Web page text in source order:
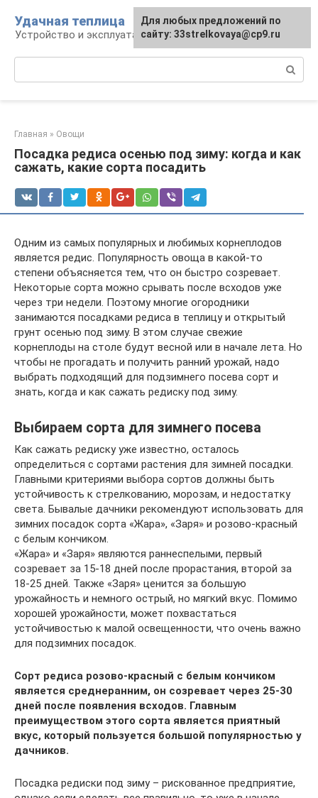
контенту
Удачная теплица
Устройство и эксплуатация теплиц
Главная » Овощи
Посадка редиса осенью под зиму: когда и как
сажать, какие сорта посадить
Одним из самых популярных и любимых корнеплодов
является редис. Популярность овоща в какой-то
степени объясняется тем, что он быстро созревает.
Некоторые сорта можно срывать после всходов уже
через три недели. Поэтому многие огородники
занимаются посадками редиса в теплицу и открытый
грунт осенью под зиму. В этом случае свежие
корнеплоды на столе будут весной или в начале лета. Но
чтобы не прогадать и получить ранний урожай, надо
выбрать подходящий для подзимнего посева сорт и
знать, когда и как сажать редиску под зиму.
Выбираем сорта для зимнего посева
Как сажать редиску уже известно, осталось
определиться с сортами растения для зимней посадки.
Главными критериями выбора сортов должны быть
устойчивость к стрелкованию, морозам, и недостатку
света. Бывалые дачники рекомендуют использовать для
зимних посадок сорта «Жара», «Заря» и розово-красный
с белым кончиком.
«Жара» и «Заря» являются раннеспелыми, первый
созревает за 15-18 дней после прорастания, второй за
18-25 дней. Также «Заря» ценится за большую
урожайность и немного острый, но мягкий вкус. Помимо
хорошей урожайности, может похвастаться
устойчивостью к малой освещенности, что очень важно
для подзимних посадок.
Сорт редиса розово-красный с белым кончиком
является среднеранним, он созревает через 25-30
дней после появления всходов. Главным
преимуществом этого сорта является приятный
вкус, который пользуется большой популярностью у
дачников.
Посадка редиски под зиму – рискованное предприятие,
Для любых предложений по
сайту: 33strelkovaya@cp9.ru